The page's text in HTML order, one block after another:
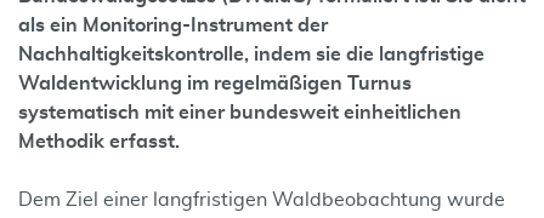
als ein Monitoring-Instrument der
Nachhaltigkeitskontrolle, indem sie die langfristige
Waldentwicklung im regelmäßigen Turnus
systematisch mit einer bundesweit einheitlichen
Methodik erfasst.
Dem Ziel einer langfristigen Waldbeobachtung wurde